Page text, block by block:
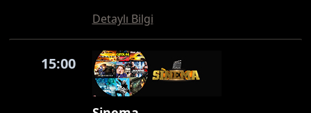
Detaylı Bilgi
15:00